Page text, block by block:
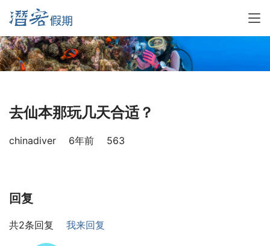
去仙本那玩几天合适？
chinadiver 6年前 563
回复
共2条回复 我来回复